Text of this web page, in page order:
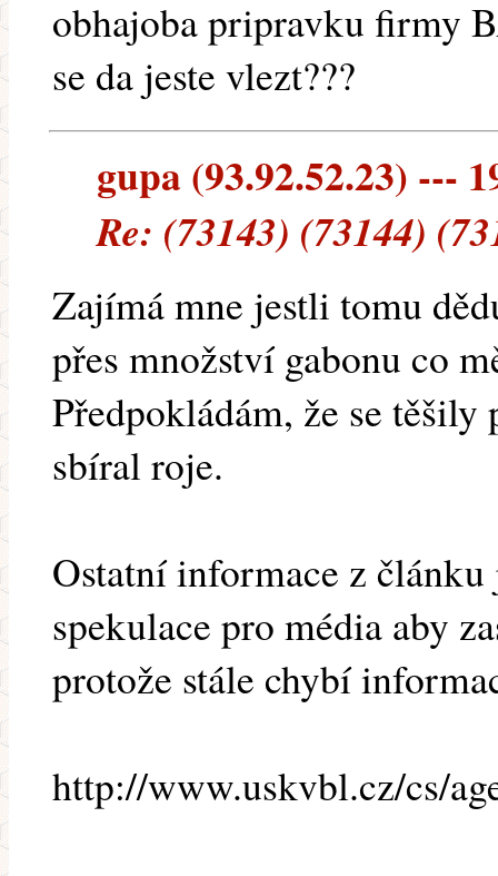
obhajoba pripravku firmy
se da jeste vlezt???
gupa (93.92.52.23) ---
Re: (73143) (73144)
Zajímá mne jestli tomu
přes množství gabonu co
Předpokládám, že se
sbíral roje.
Ostatní informace z
spekulace pro média aby
protože stále chybí
http://www.uskvbl.cz/cs/